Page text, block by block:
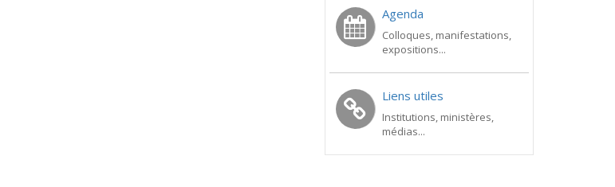
Agenda
Colloques, manifestations,
expositions...
Liens utiles
Institutions, ministères,
médias...